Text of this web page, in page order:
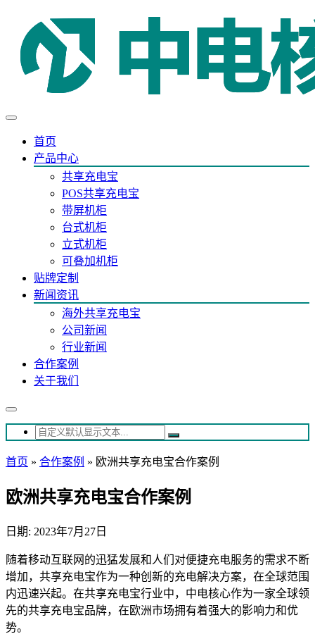
首页
产品中心
共享充电宝
POS共享充电宝
带屏机柜
台式机柜
立式机柜
可叠加机柜
贴牌定制
新闻资讯
海外共享充电宝
公司新闻
行业新闻
合作案例
关于我们
首页 » 合作案例 » 欧洲共享充电宝合作案例
欧洲共享充电宝合作案例
日期: 2023年7月27日
随着移动互联网的迅猛发展和人们对便捷充电服务的需求不断
增加，共享充电宝作为一种创新的充电解决方案，在全球范围
内迅速兴起。在共享充电宝行业中，中电核心作为一家全球领
先的共享充电宝品牌，在欧洲市场拥有着强大的影响力和优
势。